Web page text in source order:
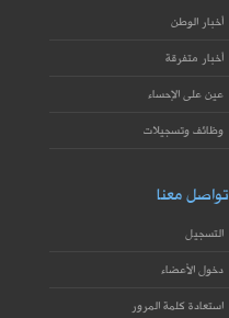
أخبار الوطن
أخبار متفرقة
عين على الإحساء
وظائف وتسجيلات
تواصل معنا
التسجيل
دخول الأعضاء
استعادة كلمة المرور